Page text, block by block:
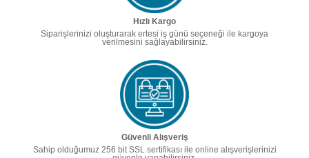
Hızlı Kargo
Siparişlerinizi oluşturarak ertesi iş günü seçeneği ile kargoya
verilmesini sağlayabilirsiniz.
Güvenli Alışveriş
Sahip olduğumuz 256 bit SSL sertifikası ile online alışverişlerinizi